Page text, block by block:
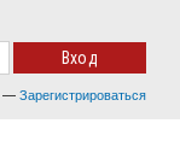
— Зарегистрироваться